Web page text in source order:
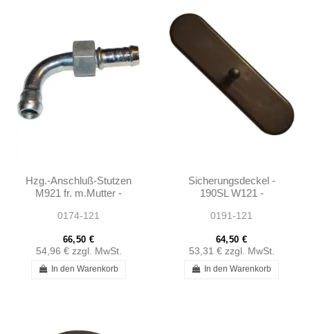
Hzg.-Anschluß-Stutzen
M921 fr. m.Mutter -
1802000419
0174-121
66,50 €
54,96 € zzgl. MwSt.
In den Warenkorb
Sicherungsdeckel -
190SL W121 -
0191-121
64,50 €
53,31 € zzgl. MwSt.
In den Warenkorb